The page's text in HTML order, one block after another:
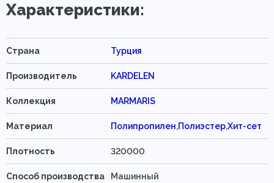
Характеристики:
Страна Турция
Производитель KARDELEN
Коллекция MARMARIS
Материал Полипропилен,Полиэстер,Хит-сет
Плотность 320000
Способ производства Машинный